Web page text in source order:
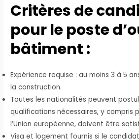
Critères de
pour le poste
bâtiment :
Expérience requise : au moins 3 à 5
la construction.
Toutes les nationalités peuvent
qualifications nécessaires, y compris
l’Union européenne, doivent être
Visa et logement fournis si le